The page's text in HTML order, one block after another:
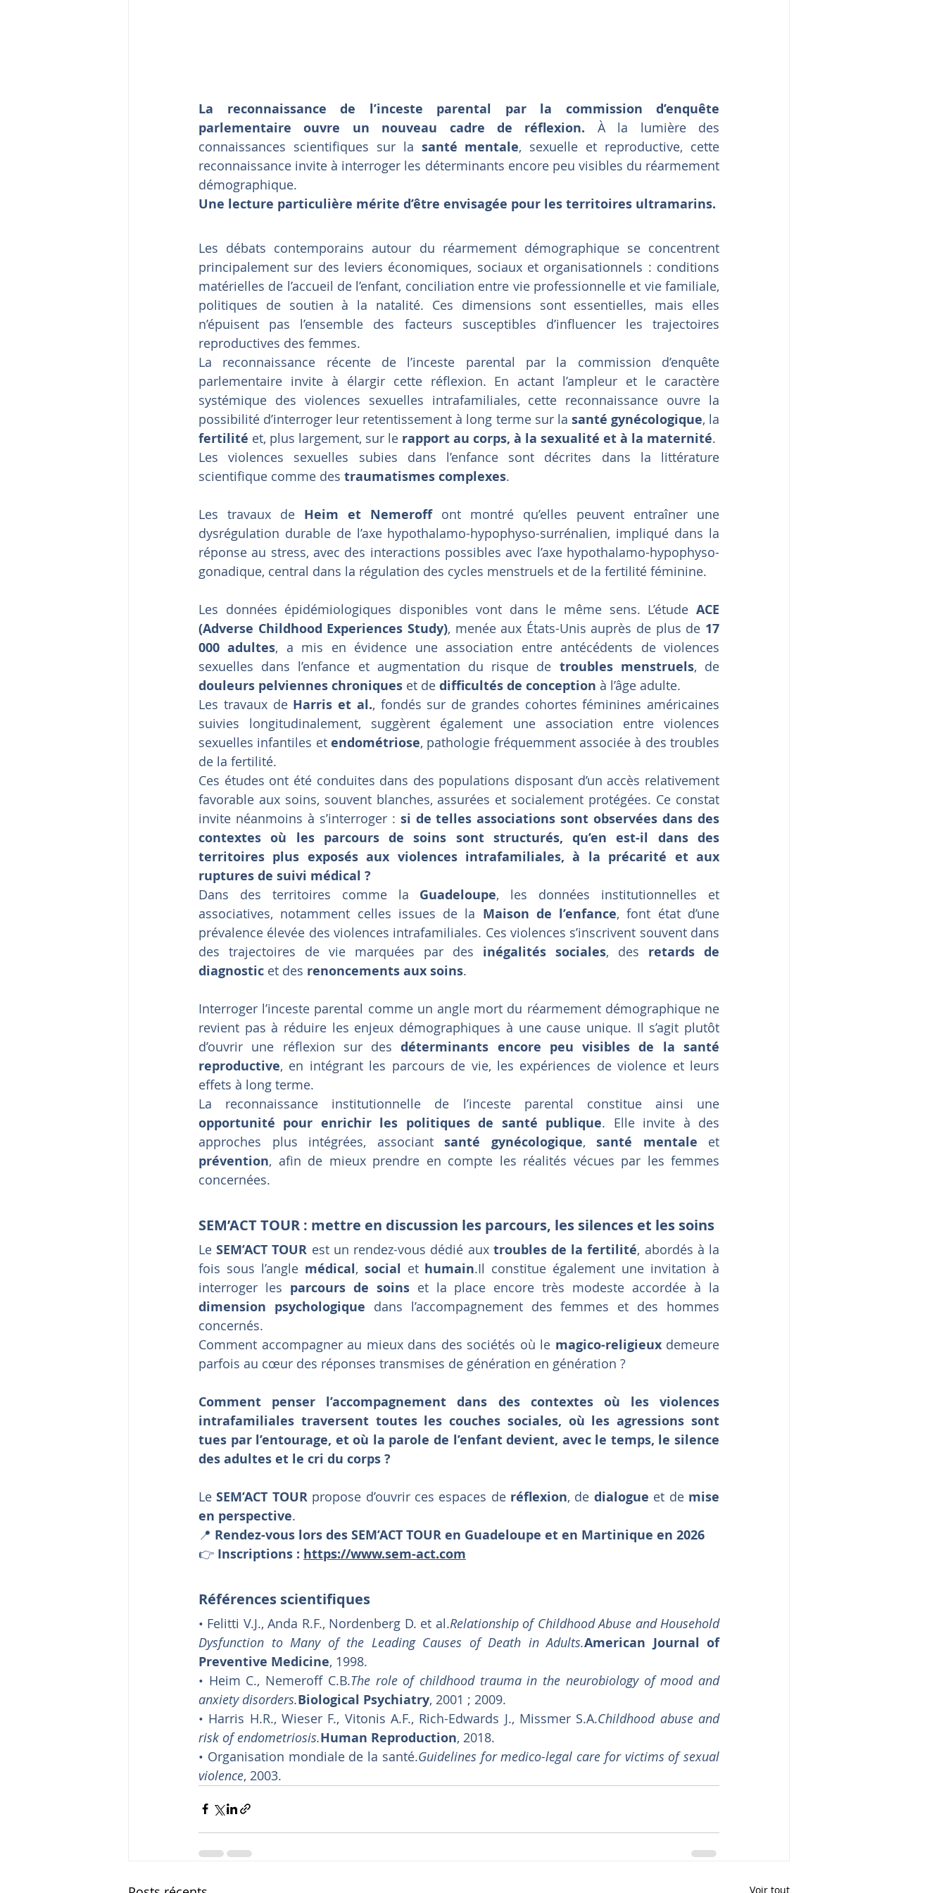
La reconnaissance de l’inceste parental par la commission d’enquête
parlementaire ouvre un nouveau cadre de réflexion. À la lumière des
connaissances scientifiques sur la santé mentale, sexuelle et reproductive, cette
reconnaissance invite à interroger les déterminants encore peu visibles du réarmement
démographique.
Une lecture particulière mérite d’être envisagée pour les territoires ultramarins.
Les débats contemporains autour du réarmement démographique se concentrent
principalement sur des leviers économiques, sociaux et organisationnels : conditions
matérielles de l’accueil de l’enfant, conciliation entre vie professionnelle et vie familiale,
politiques de soutien à la natalité. Ces dimensions sont essentielles, mais elles
n’épuisent pas l’ensemble des facteurs susceptibles d’influencer les trajectoires
reproductives des femmes.
La reconnaissance récente de l’inceste parental par la commission d’enquête
parlementaire invite à élargir cette réflexion. En actant l’ampleur et le caractère
systémique des violences sexuelles intrafamiliales, cette reconnaissance ouvre la
possibilité d’interroger leur retentissement à long terme sur la santé gynécologique
fertilité et, plus largement, sur le rapport au corps, à la sexualité et à la maternité.
Les violences sexuelles subies dans l’enfance sont décrites dans la littérature
scientifique comme des traumatismes complexes.
Les travaux de Heim et Nemeroff ont montré qu’elles peuvent entraîner une
dysrégulation durable de l’axe hypothalamo-hypophyso-surrénalien, impliqué dans la
réponse au stress, avec des interactions possibles avec l’axe hypothalamo-hypophyso-
gonadique, central dans la régulation des cycles menstruels et de la fertilité féminine.
Les données épidémiologiques disponibles vont dans le même sens. L’étude ACE
(Adverse Childhood Experiences Study), menée aux États-Unis auprès de plus de 17
000 adultes, a mis en évidence une association entre antécédents de violences
sexuelles dans l’enfance et augmentation du risque de troubles menstruels
douleurs pelviennes chroniques et de difficultés de conception à l’âge adulte.
Les travaux de Harris et al., fondés sur de grandes cohortes féminines américaines
suivies longitudinalement, suggèrent également une association entre violences
sexuelles infantiles et endométriose, pathologie fréquemment associée à des troubles
de la fertilité.
Ces études ont été conduites dans des populations disposant d’un accès relativement
favorable aux soins, souvent blanches, assurées et socialement protégées. Ce constat
invite néanmoins à s’interroger : si de telles associations sont observées dans des
contextes où les parcours de soins sont structurés, qu’en est-il dans des
territoires plus exposés aux violences intrafamiliales, à la précarité et aux
ruptures de suivi médical ?
Dans des territoires comme la Guadeloupe, les données institutionnelles et
associatives, notamment celles issues de la Maison de l’enfance, font état d’une
prévalence élevée des violences intrafamiliales. Ces violences s’inscrivent souvent dans
des trajectoires de vie marquées par des inégalités sociales, des retards de
diagnostic et des renoncements aux soins.
Interroger l’inceste parental comme un angle mort du réarmement démographique ne
revient pas à réduire les enjeux démographiques à une cause unique. Il s’agit plutôt
d’ouvrir une réflexion sur des déterminants encore peu visibles de la santé
reproductive, en intégrant les parcours de vie, les expériences de violence et leurs
effets à long terme.
opportunité pour enrichir les politiques de santé publique. Elle invite à des
approches plus intégrées, associant santé gynécologique, santé mentale
prévention, afin de mieux prendre en compte les réalités vécues par les femmes
concernées.
SEM’ACT TOUR : mettre en discussion les parcours, les silences et les soins
Le SEM’ACT TOUR est un rendez-vous dédié aux troubles de la fertilité, abordés à la
fois sous l’angle médical, social et humain.Il constitue également une invitation à
interroger les parcours de soins
dimension psychologique dans l’accompagnement des femmes et des hommes
concernés.
Comment accompagner au mieux dans des sociétés où le magico-religieux demeure
parfois au cœur des réponses transmises de génération en génération ?
Comment penser l’accompagnement dans des contextes où les violences
intrafamiliales traversent toutes les couches sociales, où les agressions sont
tues par l’entourage, et où la parole de l’enfant devient, avec le temps, le silence
des adultes et le cri du corps ?
Le SEM’ACT TOUR propose d’ouvrir ces espaces de réflexion, de dialogue et de mise
en perspective.
📍 Rendez-vous lors des SEM’ACT TOUR en Guadeloupe et en Martinique en 2026
👉 Inscriptions : https://www.sem-act.com
Références scientifiques
• Felitti V.J., Anda R.F., Nordenberg D. et al.Relationship of Childhood Abuse and Household
Dysfunction to Many of the Leading Causes of Death in Adults.American Journal of
Preventive Medicine, 1998.
• Heim C., Nemeroff C.B.The role of childhood trauma in the neurobiology of mood and
anxiety disorders.Biological Psychiatry, 2001 ; 2009.
• Harris H.R., Wieser F., Vitonis A.F., Rich-Edwards J., Missmer S.A.Childhood abuse and
risk of endometriosis.Human Reproduction, 2018.
• Organisation mondiale de la santé.Guidelines for medico-legal care for victims of sexual
violence, 2003.
Voir tout